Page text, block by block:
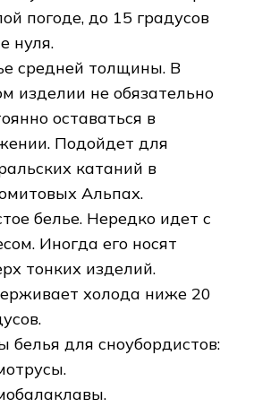
погоде, до 15 градусов
нуля.
средней толщины. В
изделии не обязательно
оставаться в
Подойдет для
катаний в
Альпах.
белье. Нередко идет с
Иногда его носят
тонких изделий.
холода ниже 20
белья для сноубордистов: